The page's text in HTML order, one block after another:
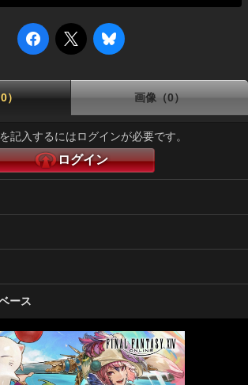
） 画像（0）
記入するにはログインが必要です。
ログイン
ース